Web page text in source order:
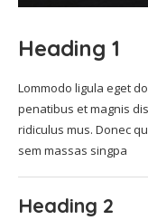
Heading 1
Lommodo ligula eget
penatibus et magnis
ridiculus mus. Donec
sem massas singpa
Heading 2